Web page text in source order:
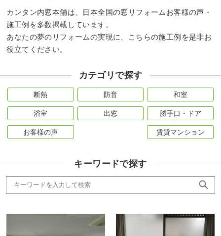
カンタン内窓本舗は、日本全国の窓リフォームお客様の声・
施工例を多数掲載しています。
あなたの夢のリフォームの実現に、こちらの施工例を是非お
役立てください。
カテゴリで探す
断熱 防音 和室
浴室 出窓 勝手口・ドア
お客様の声 賃貸マンション
キーワードで探す